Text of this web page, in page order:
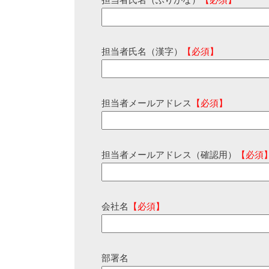
担当者氏名（漢字） 【必須】
担当者メールアドレス 【必須】
担当者メールアドレス（確認用） 【必須
会社名 【必須】
部署名